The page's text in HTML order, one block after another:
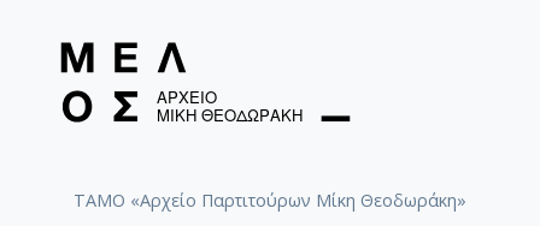
ΤΑΜΟ «Αρχείο Παρτιτούρων Μίκη Θεοδωράκη»